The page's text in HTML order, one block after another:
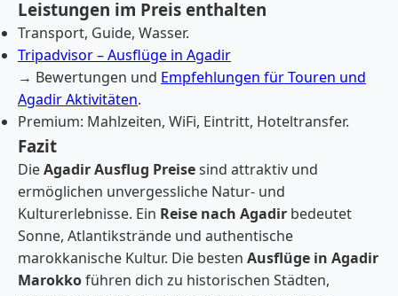
Leistungen im Preis enthalten
Transport, Guide, Wasser.
Tripadvisor – Ausflüge in Agadir
→ Bewertungen und Empfehlungen für Touren und
Agadir Aktivitäten.
Premium: Mahlzeiten, WiFi, Eintritt, Hoteltransfer.
Fazit
DieAgadir Ausflug Preisesind attraktiv und
ermöglichen unvergessliche Natur- und
Kulturerlebnisse. Ein Reise nach Agadir bedeutet
Sonne, Atlantikstrände und authentische
marokkanische Kultur. Die besten Ausflüge in Agadir
Marokkoführen dich zu historischen Städten,